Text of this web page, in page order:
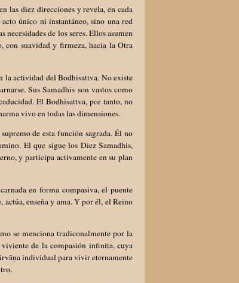
las diez direcciones y revela, en cada
único ni instantáneo, sino una red
de los seres. Ellos asumen
con suavidad y firmeza, hacia la Otra
la actividad del Bodhisattva. No existe
Sus Samadhis son vastos como
El Bodhisattva, por tanto, no
vivo en todas las dimensiones.
de esta función sagrada. Él no
El que sigue los Diez Samadhis,
y participa activamente en su plan
en forma compasiva, el puente
enseña y ama. Y por él, el Reino
se menciona tradiconalmente por la
de la compasión infinita, cuya
individual para vivir eternamente